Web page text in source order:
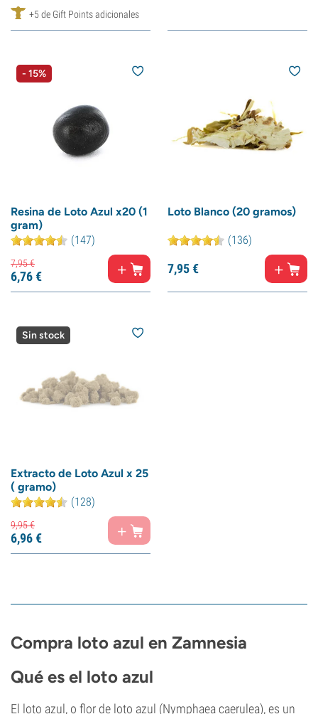
+5 de Gift Points adicionales
- 15%
Resina de Loto Azul x20 (1
gram)
(147)
7,95€
6,76€
Loto Blanco (20 gramos)
(136)
7,95€
Sin stock
Extracto de Loto Azul x 25
( gramo)
(128)
9,95€
6,96€
Compra loto azul en Zamnesia
Qué es el loto azul
El loto azul, o flor de loto azul (Nymphaea caerulea), es un